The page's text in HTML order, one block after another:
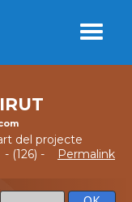
del projecte
- (126) -
Permalink